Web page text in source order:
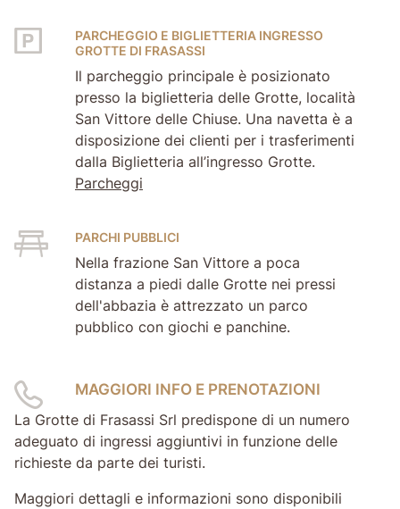
PARCHEGGIO E BIGLIETTERIA INGRESSO
GROTTE DI FRASASSI
Il parcheggio principale è posizionato
presso la biglietteria delle Grotte, località
San Vittore delle Chiuse. Una navetta è a
disposizione dei clienti per i trasferimenti
dalla Biglietteria all’ingresso Grotte.
Parcheggi
PARCHI PUBBLICI
Nella frazione San Vittore a poca
distanza a piedi dalle Grotte nei pressi
dell'abbazia è attrezzato un parco
pubblico con giochi e panchine.
MAGGIORI INFO E PRENOTAZIONI
La Grotte di Frasassi Srl predispone di un numero
adeguato di ingressi aggiuntivi in funzione delle
richieste da parte dei turisti.
Maggiori dettagli e informazioni sono disponibili